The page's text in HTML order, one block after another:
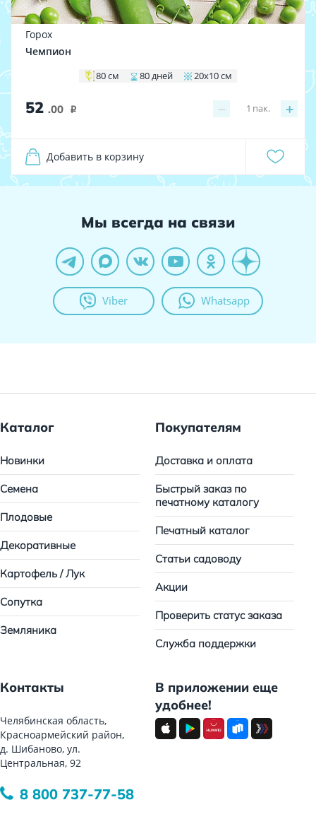
Горох
Чемпион
80 см 80 дней 20х10 см
52 .00 i − +
1 пак.
Добавить в корзину
Мы всегда на связи
Viber Whatsapp
Каталог
Новинки
Семена
Плодовые
Декоративные
Картофель / Лук
Сопутка
Земляника
Покупателям
Доставка и оплата
Быстрый заказ по
печатному каталогу
Печатный каталог
Статьи садоводу
Акции
Проверить статус заказа
Служба поддержки
Контакты
Челябинская область,
Красноармейский район,
д. Шибаново, ул.
Центральная, 92
8 800 737-77-58
В приложении еще
удобнее!